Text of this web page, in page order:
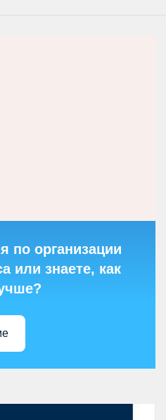
по организации
или знаете, как